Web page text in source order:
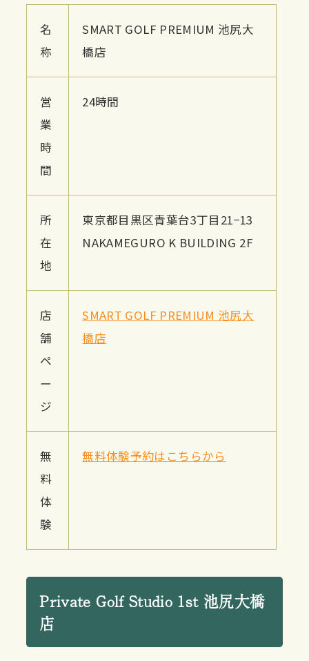
名
称
SMART GOLF PREMIUM 池尻大
橋店
営
業
時
間
24時間
所
在
地
東京都目黒区青葉台3丁目21−13
NAKAMEGURO K BUILDING 2F
店
舗
ペ
ー
ジ
SMART GOLF PREMIUM 池尻大
橋店
無
料
体
験
無料体験予約はこちらから
Private Golf Studio 1st 池尻大橋
店